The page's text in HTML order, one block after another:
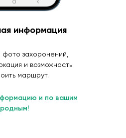
информация
фото захоронений,
и возможность
маршрут.
и по вашим
родным!